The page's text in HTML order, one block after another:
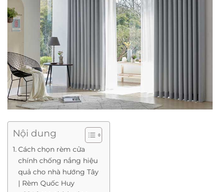
Nội dung
Cách chọn rèm cửa
chính chống nắng hiệu
quả cho nhà hướng Tây
| Rèm Quốc Huy